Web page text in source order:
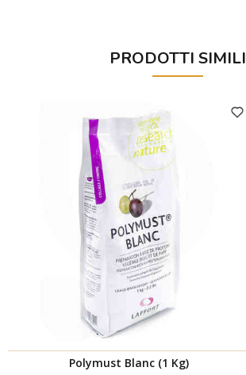
PRODOTTI SIMILI
Polymust Blanc (1 Kg)